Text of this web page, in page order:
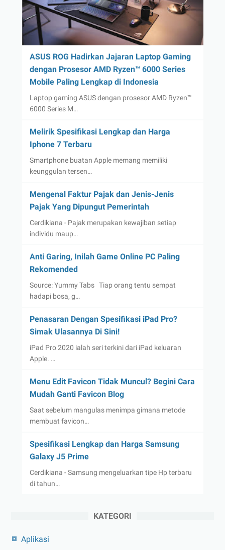
ASUS ROG Hadirkan Jajaran Laptop Gaming
dengan Prosesor AMD Ryzen™ 6000 Series
Mobile Paling Lengkap di Indonesia
Laptop gaming ASUS dengan prosesor AMD Ryzen™
6000 Series M…
Melirik Spesifikasi Lengkap dan Harga
Iphone 7 Terbaru
Smartphone buatan Apple memang memiliki
keunggulan tersen…
Mengenal Faktur Pajak dan Jenis-Jenis
Pajak Yang Dipungut Pemerintah
Cerdikiana - Pajak merupakan kewajiban setiap
individu maup…
Anti Garing, Inilah Game Online PC Paling
Rekomended
Source: Yummy Tabs Tiap orang tentu sempat
hadapi bosa, g…
Penasaran Dengan Spesifikasi iPad Pro?
Simak Ulasannya Di Sini!
iPad Pro 2020 ialah seri terkini dari iPad keluaran
Apple. …
Menu Edit Favicon Tidak Muncul? Begini Cara
Mudah Ganti Favicon Blog
Saat sebelum mangulas menimpa gimana metode
membuat favicon…
Spesifikasi Lengkap dan Harga Samsung
Galaxy J5 Prime
Cerdikiana - Samsung mengeluarkan tipe Hp terbaru
di tahun…
KATEGORI
Aplikasi